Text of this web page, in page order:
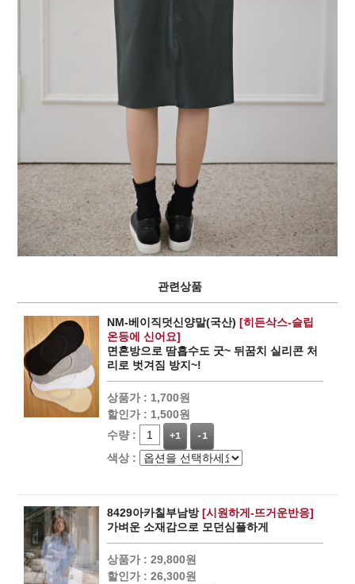
관련상품
NM-베이직덧신양말(국산) [히든삭스-슬립
온등에 신어요]
면혼방으로 땀흡수도 굿~ 뒤꿈치 실리콘 처
리로 벗겨짐 방지~!
상품가 : 1,700원
할인가 : 1,500원
수량 :
+1 -1
색상 :
8429아카칠부남방[시원하게-뜨거운반응]
가벼운 소재감으로 모던심플하게
상품가 : 29,800원
할인가 : 26,300원